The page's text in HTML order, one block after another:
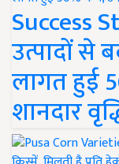
Success
उत्पादों से
लागत हुई
शानदार